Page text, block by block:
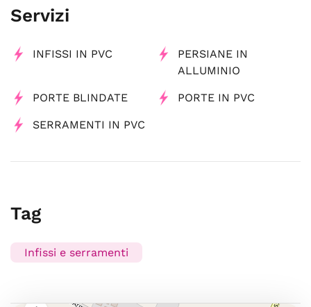
Servizi
INFISSI IN PVC
PERSIANE IN
ALLUMINIO
PORTE BLINDATE PORTE IN PVC
SERRAMENTI IN PVC
Tag
Infissi e serramenti